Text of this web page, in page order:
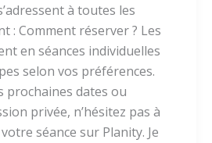
à toutes les
: Comment réserver ? Les
en séances individuelles
selon vos préférences.
prochaines dates ou
privée, n’hésitez pas à
séance sur Planity. Je